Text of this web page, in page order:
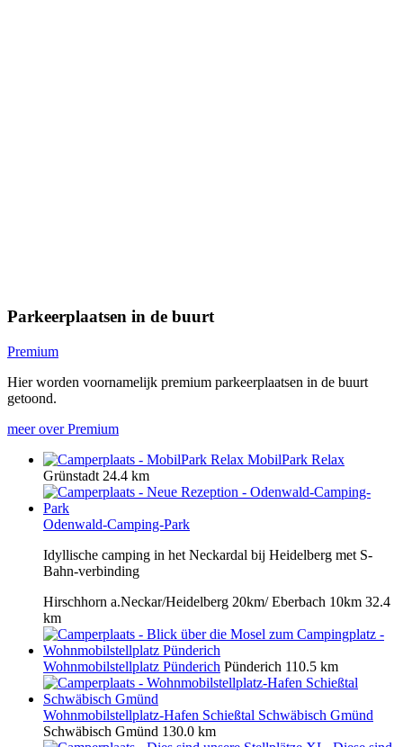
Parkeerplaatsen in de buurt
Premium
Hier worden voornamelijk premium parkeerplaatsen in de buurt
getoond.
meer over Premium
MobilPark Relax
Grünstadt 24.4 km
Odenwald-Camping-Park
Idyllische camping in het Neckardal bij Heidelberg met S-
Bahn-verbinding
Hirschhorn a.Neckar/Heidelberg 20km/ Eberbach 10km 32.4
km
Wohnmobilstellplatz Pünderich Pünderich 110.5 km
Wohnmobilstellplatz-Hafen Schießtal Schwäbisch Gmünd
Schwäbisch Gmünd 130.0 km